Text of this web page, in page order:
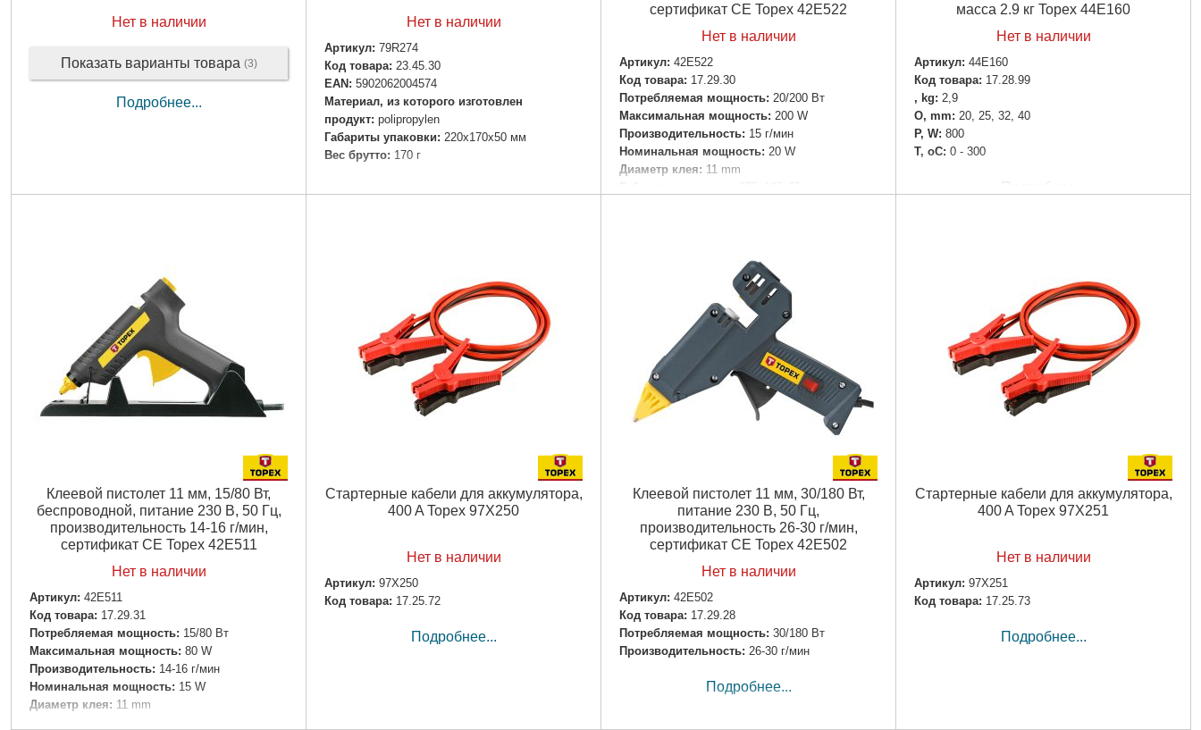
Нет в наличии
Показать варианты товара (3)
Подробнее...
Нет в наличии
Артикул: 79R274
Код товара: 23.45.30
EAN: 5902062004574
Материал, из которого изготовлен
продукт: polipropylen
Габариты упаковки: 220x170x50 мм
Вес брутто: 170 г
Подробнее...
сертификат CE Topex 42E522
Нет в наличии
Артикул: 42E522
Код товара: 17.29.30
Потребляемая мощность: 20/200 Вт
Максимальная мощность: 200 W
Производительность: 15 г/мин
Номинальная мощность: 20 W
Диаметр клея: 11 mm
масса 2.9 кг Topex 44E160
Нет в наличии
Артикул: 44E160
Код товара: 17.28.99
, kg: 2,9
O, mm: 20, 25, 32, 40
P, W: 800
T, oC: 0 - 300
Подробнее...
Клеевой пистолет 11 мм, 15/80 Вт,
беспроводной, питание 230 В, 50 Гц,
производительность 14-16 г/мин,
сертификат CE Topex 42E511
Нет в наличии
Артикул: 42E511
Код товара: 17.29.31
Потребляемая мощность: 15/80 Вт
Максимальная мощность: 80 W
Производительность: 14-16 г/мин
Номинальная мощность: 15 W
Диаметр клея: 11 mm
Стартерные кабели для аккумуляторa,
400 A Topex 97X250
Нет в наличии
Артикул: 97X250
Код товара: 17.25.72
Подробнее...
Клеевой пистолет 11 мм, 30/180 Вт,
питание 230 В, 50 Гц,
производительность 26-30 г/мин,
сертификат CE Topex 42E502
Нет в наличии
Артикул: 42E502
Код товара: 17.29.28
Потребляемая мощность: 30/180 Вт
Производительность: 26-30 г/мин
Подробнее...
Стартерные кабели для аккумуляторa,
400 A Topex 97X251
Нет в наличии
Артикул: 97X251
Код товара: 17.25.73
Подробнее...